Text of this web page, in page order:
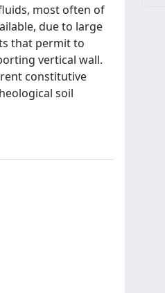
most often of
due to large
that permit to
vertical wall.
constitutive
soil